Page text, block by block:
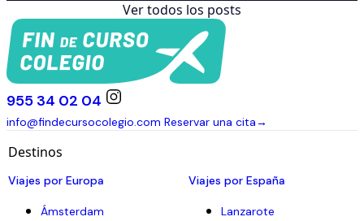
Ver todos los posts
955 34 02 04
info@findecursocolegio.com Reservar una cita→
Destinos
Viajes por Europa
Ámsterdam
Viajes por España
Lanzarote